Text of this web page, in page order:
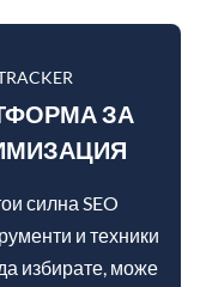
ЗА
силна SEO
и техники
избирате, може